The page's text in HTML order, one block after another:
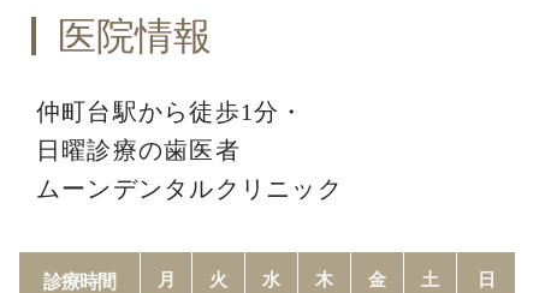
医院情報
仲町台駅から徒歩1分・
日曜診療の歯医者
ムーンデンタルクリニック
診療時間 月 火 水 木 金 土 日